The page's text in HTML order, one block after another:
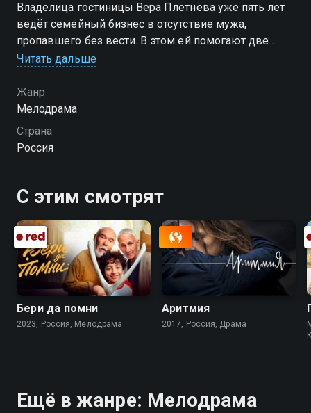
Владелица гостиницы Вера Плетнёва уже пять лет
ведёт семейный бизнес в отсутствие мужа,
пропавшего без вести. В этом ей помогают две
юные дочери. Внезапно муж возвращается в
переворачивает жизнь героинь
Читать дальше
Жанр
Мелодрама
Страна
Россия
С этим смотрят
Бери да помни
2023, Россия, Мелодрама
Аритмия
2017, Россия, Драма
Ещё в жанре: Мелодрама